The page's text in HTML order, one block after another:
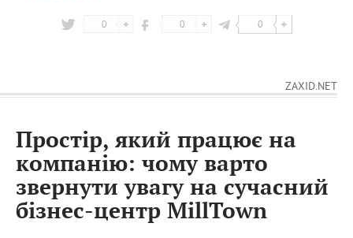
0 0 0
ZAXID.NET
Простір, який працює на
компанію: чому варто
звернути увагу на сучасний
бізнес-центр MillTown